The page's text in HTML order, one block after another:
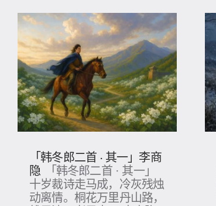
「韩冬郎二首 · 其一」李商
隐
「韩冬郎二首 · 其一」
十岁裁诗走马成，冷灰残烛
动离情。桐花万里丹山路，